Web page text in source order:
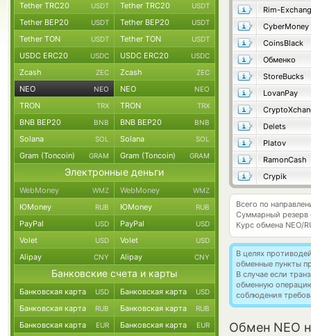
Rim-
CyberMoney
CoinsBlack
Обменко
StoreBucks
LovanPay
Delets
Platov
RamonCash
Crypik
Всего по
Суммарный резерв
Курс обмена NEO/
В целях
обменные пункты
В случае если
обменную
соблюдения
Обмен NEO
Tether TRC20 USDT Tether TRC20 USDT
Tether BEP20 USDT Tether BEP20 USDT
Tether TON USDT Tether TON USDT
USDC ERC20 USDC USDC ERC20 USDC
Zcash ZEC Zcash ZEC
NEO NEO NEO NEO
TRON TRX TRON TRX
BNB BEP20 BNB BNB BEP20 BNB
Solana SOL Solana SOL
Gram (Toncoin) GRAM Gram (Toncoin) GRAM
Электронные деньги
WebMoney WMZ WebMoney WMZ
ЮMoney RUB ЮMoney RUB
PayPal USD PayPal USD
Volet USD Volet USD
Alipay CNY Alipay CNY
Банковские счета и карты
Банковская карта USD Банковская карта USD
Банковская карта RUB Банковская карта RUB
Банковская карта EUR Банковская карта EUR